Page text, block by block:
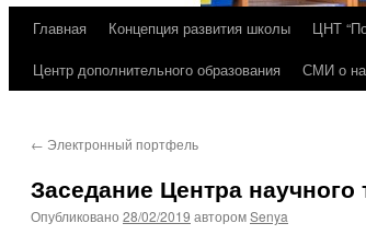
Перейти
Главная Концепция развития школы ЦНТ
Центр дополнительного образования
СМИ о
← Электронный портфель
Заседание Центра научного
Опубликовано 28/02/2019 авторомSenya